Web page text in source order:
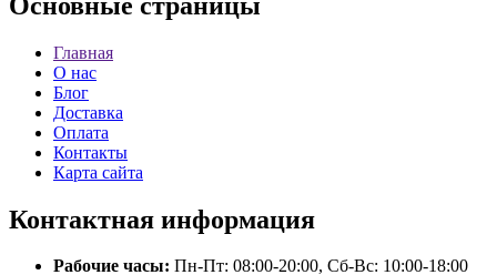
Главная
О нас
Блог
Доставка
Оплата
Контакты
Карта сайта
Контактная информация
Рабочие часы: Пн-Пт: 08:00-20:00, Сб-Вс: 10:00-18:00